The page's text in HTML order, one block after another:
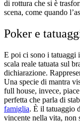
di rottura che si è
scena, come quando
Poker e
E poi ci sono i tatuaggi
scala reale tatuata sul
dichiarazione.
Una specie di mantra
full house, invece,
perfetta che parla di
famiglia. È il tatuaggio
vincente nella vita, non